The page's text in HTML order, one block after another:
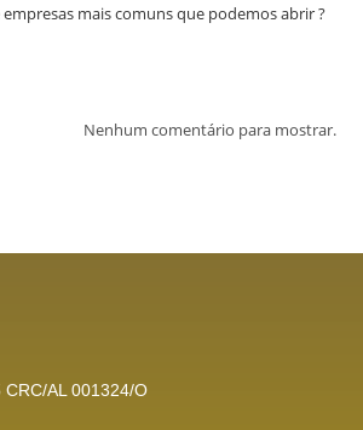
mais comuns que podemos abrir ?
Nenhum comentário para mostrar.
AL 001324/O